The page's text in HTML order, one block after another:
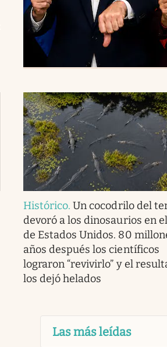
Histórico.Un cocodrilo del
devoró a los dinosaurios en
de Estados Unidos. 80
años después los científicos
lograron “revivirlo” y el
los dejó helados
Las más leídas